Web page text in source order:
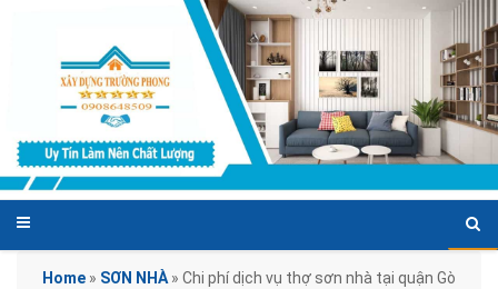
Home » SƠN NHÀ » Chi phí dịch vụ thợ sơn nhà tại quận Gò